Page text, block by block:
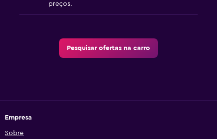
preços.
Pesquisar ofertas na carro
Empresa
Sobre